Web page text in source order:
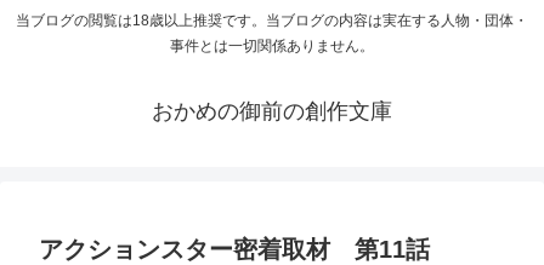
当ブログの閲覧は18歳以上推奨です。当ブログの内容は実在する人物・団体・
事件とは一切関係ありません。
おかめの御前の創作文庫
アクションスター密着取材 第11話